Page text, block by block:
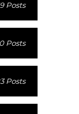
Posts
Posts
Posts